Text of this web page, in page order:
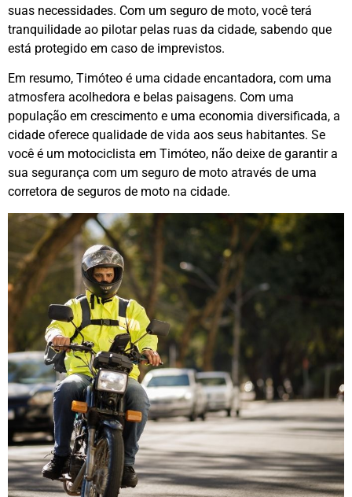
suas necessidades. Com um seguro de moto, você terá
tranquilidade ao pilotar pelas ruas da cidade, sabendo que
está protegido em caso de imprevistos.
Em resumo, Timóteo é uma cidade encantadora, com uma
atmosfera acolhedora e belas paisagens. Com uma
população em crescimento e uma economia diversificada, a
cidade oferece qualidade de vida aos seus habitantes. Se
você é um motociclista em Timóteo, não deixe de garantir a
sua segurança com um seguro de moto através de uma
corretora de seguros de moto na cidade.